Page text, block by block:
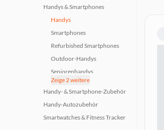
Handys & Smartphones
Handys
Smartphones
Refurbished Smartphones
Outdoor-Handys
Seniorenhandys
Senioren-Smartphones
Zeige 2 weitere
Handy- & Smartphone-Zubehör
Handy-Autozubehör
Smartwatches & Fitness Tracker